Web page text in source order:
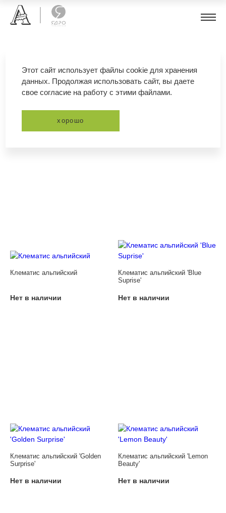
клематис альпийский
Клематис альпийский
Нет в наличии
Клематис альпийский 'Blue
Suprise'
Нет в наличии
Клематис альпийский 'Golden
Surprise'
Нет в наличии
Клематис альпийский 'Lemon
Beauty'
Нет в наличии
Этот сайт использует файлы cookie для хранения
данных. Продолжая использовать сайт, вы даете
свое согласие на работу с этими файлами.
хорошо